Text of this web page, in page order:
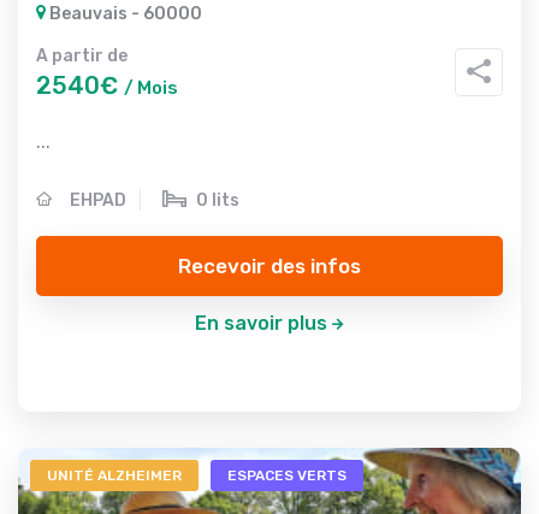
Beauvais - 60000
A partir de
2540€ / Mois
...
EHPAD 0 lits
Recevoir des infos
En savoir plus
UNITÉ ALZHEIMER ESPACES VERTS